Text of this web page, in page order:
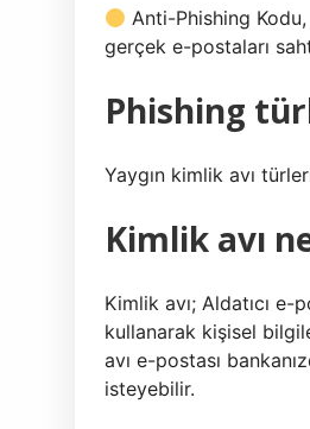
Anti-Phishing
gerçek e-postaları
Phishing
Yaygın kimlik avı
Kimlik avı
Kimlik avı; Aldatıcı
kullanarak kişisel
avı e-postası
isteyebilir.